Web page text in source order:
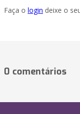
Faça o login deixe o
0 comentários